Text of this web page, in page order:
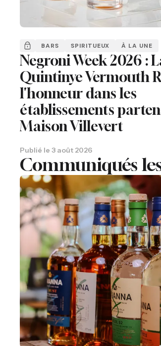
BARS SPIRITUEUX À LA UNE
Negroni Week 2026 :
Quintinye Vermouth
l'honneur dans les
établissements
Maison Villevert
Publié le 3 août 2026
Communiqués